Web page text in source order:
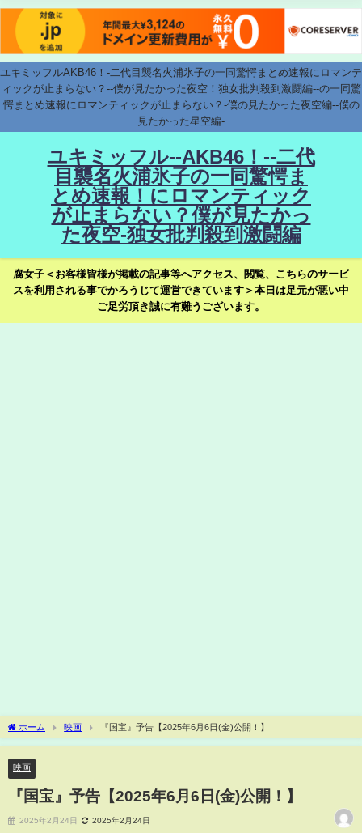
ユキミッフルAKB46！-二代目襲名火浦氷子の一同驚愕まとめ速報にロマンテ
ィックが止まらない？--僕が見たかった夜空！独女批判殺到激闘編--の一同驚
愕まとめ速報にロマンティックが止まらない？-僕の見たかった夜空編--僕の
見たかった星空編-
ユキミッフル--AKB46！--二代
目襲名火浦氷子の一同驚愕ま
とめ速報！にロマンティック
が止まらない？僕が見たかっ
た夜空-独女批判殺到激闘編
腐女子＜お客様皆様が掲載の記事等へアクセス、閲覧、こちらのサービ
スを利用される事でかろうじて運営できています＞本日は足元が悪い中
ご足労頂き誠に有難うございます。
ホーム 映画 『国宝』予告【2025年6月6日(金)公開！】
映画
『国宝』予告【2025年6月6日(金)公開！】
2025年2月24日 2025年2月24日